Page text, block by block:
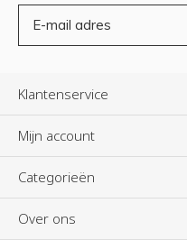
Klantenservice
Mijn account
Categorieën
Over ons